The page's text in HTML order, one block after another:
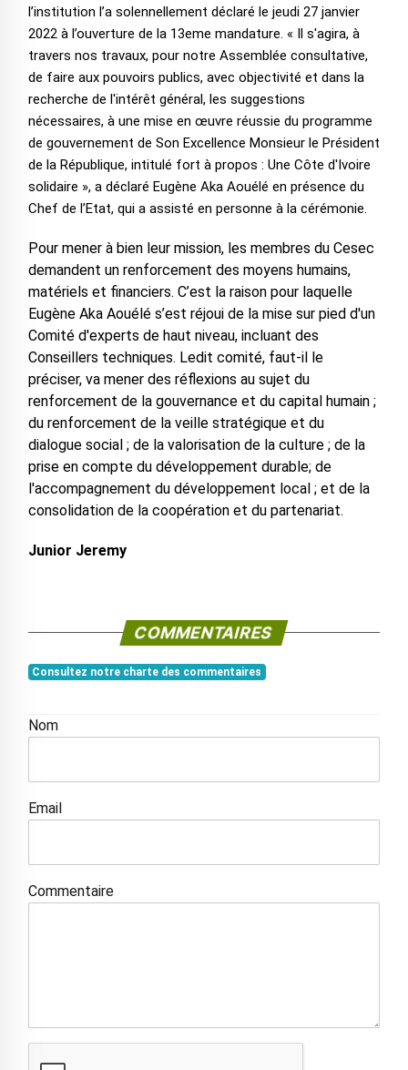
l’institution l’a solennellement déclaré le jeudi 27 janvier
2022 à l’ouverture de la 13eme mandature. « Il s'agira, à
travers nos travaux, pour notre Assemblée consultative,
de faire aux pouvoirs publics, avec objectivité et dans la
recherche de l'intérêt général, les suggestions
nécessaires, à une mise en œuvre réussie du programme
de gouvernement de Son Excellence Monsieur le Président
de la République, intitulé fort à propos : Une Côte d'Ivoire
solidaire », a déclaré Eugène Aka Aouélé en présence du
Chef de l’Etat, qui a assisté en personne à la cérémonie.
Pour mener à bien leur mission, les membres du Cesec
demandent un renforcement des moyens humains,
matériels et financiers. C’est la raison pour laquelle
Eugène Aka Aouélé s’est réjoui de la mise sur pied d'un
Comité d'experts de haut niveau, incluant des
Conseillers techniques. Ledit comité, faut-il le
préciser, va mener des réflexions au sujet du
renforcement de la gouvernance et du capital humain ;
du renforcement de la veille stratégique et du
dialogue social ; de la valorisation de la culture ; de la
prise en compte du développement durable; de
l'accompagnement du développement local ; et de la
consolidation de la coopération et du partenariat.
Junior Jeremy
COMMENTAIRES
Consultez notre charte des commentaires
Nom
Email
Commentaire